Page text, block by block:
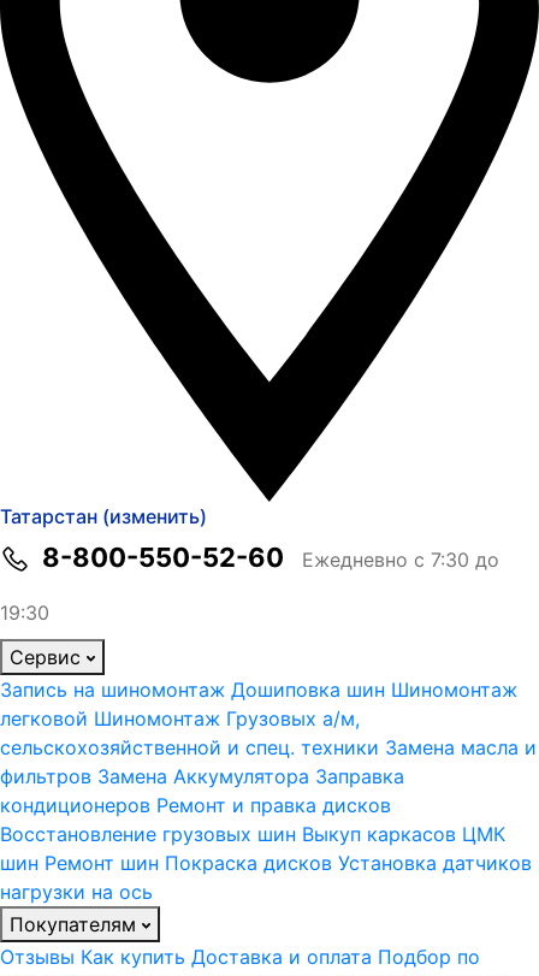
Татарстан (изменить)
8-800-550-52-60 Ежедневно с 7:30 до
19:30
Сервис
Запись на шиномонтаж Дошиповка шин Шиномонтаж
легковой Шиномонтаж Грузовых а/м,
сельскохозяйственной и спец. техники Замена масла и
фильтров Замена Аккумулятора Заправка
кондиционеров Ремонт и правка дисков
Восстановление грузовых шин Выкуп каркасов ЦМК
шин Ремонт шин Покраска дисков Установка датчиков
нагрузки на ось
Покупателям
Отзывы Как купить Доставка и оплата Подбор по